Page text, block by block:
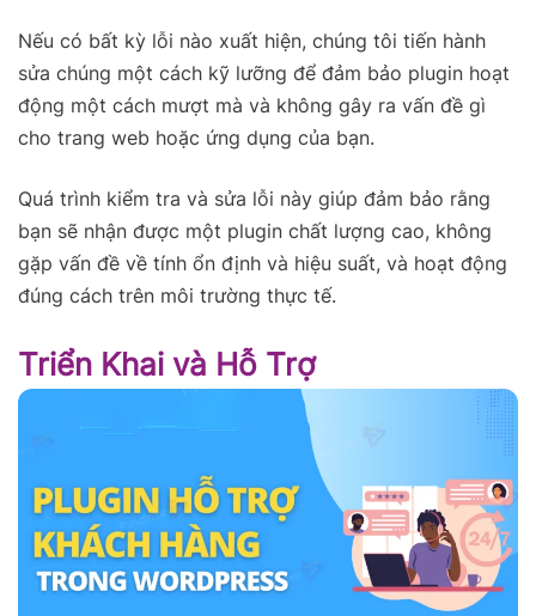
Nếu có bất kỳ lỗi nào xuất hiện, chúng tôi tiến hành
sửa chúng một cách kỹ lưỡng để đảm bảo plugin hoạt
động một cách mượt mà và không gây ra vấn đề gì
cho trang web hoặc ứng dụng của bạn.
Quá trình kiểm tra và sửa lỗi này giúp đảm bảo rằng
bạn sẽ nhận được một plugin chất lượng cao, không
gặp vấn đề về tính ổn định và hiệu suất, và hoạt động
đúng cách trên môi trường thực tế.
Triển Khai và Hỗ Trợ